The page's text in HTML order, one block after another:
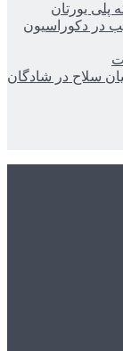
پلی یورتان
در دکوراسیون
سلاح در شادگان